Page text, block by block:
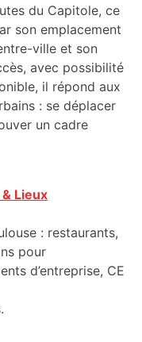
du Capitole, ce
son emplacement
ville et son
avec possibilité
il répond aux
: se déplacer
un cadre
Lieux
: restaurants,
pour
d’entreprise, CE